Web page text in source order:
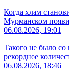
Когда хлам
Мурманском
06.08.2026, 19:01
Такого не было со
рекордное
06.08.2026, 18:46